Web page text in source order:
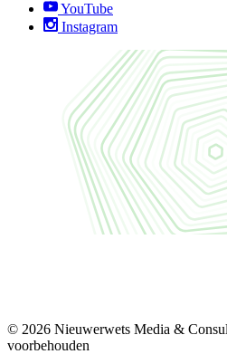
YouTube
Instagram
© 2026 Nieuwerwets Media &
voorbehouden